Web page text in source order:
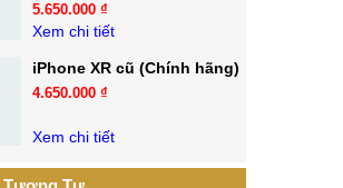
5.650.000 ₫
Xem chi tiết
iPhone XR cũ (Chính hãng)
4.650.000 ₫
Xem chi tiết